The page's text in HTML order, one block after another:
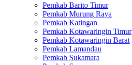
Pemkab Barito Timur
Pemkab Murung Raya
Pemkab Katingan
Pemkab Kotawaringin Timur
Pemkab Kotawaringin Barat
Pemkab Lamandau
Pemkab Sukamara